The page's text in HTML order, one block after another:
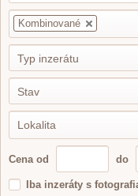
Kombinované
Typ inzerátu
Stav
Cena od do
Iba inzeráty s